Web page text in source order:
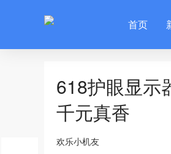
首页
618护眼显示
千元真香
欢乐小机友